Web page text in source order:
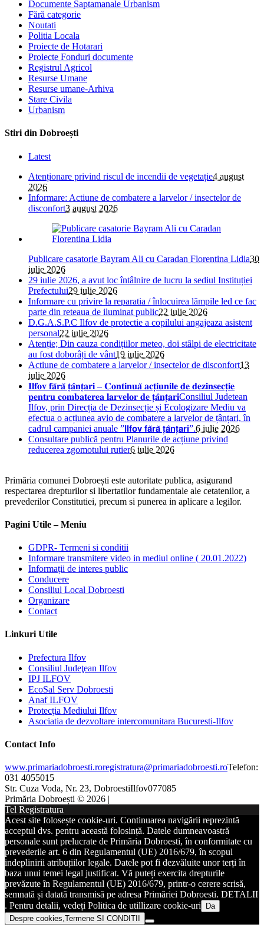
Documente Saptamanale Urbanism
Fără categorie
Noutati
Politia Locala
Proiecte de Hotarari
Proiecte Fonduri documente
Registrul Agricol
Resurse Umane
Resurse umane-Arhiva
Stare Civila
Urbanism
Stiri din Dobroești
Latest
Atenționare privind riscul de incendii de vegetație4 august
2026
Informare: Actiune de combatere a larvelor / insectelor de
disconfort3 august 2026
Publicare casatorie Bayram Ali cu Caradan Florentina Lidia30
iulie 2026
29 iulie 2026, a avut loc întâlnire de lucru la sediul Instituției
Prefectului29 iulie 2026
Informare cu privire la reparatia / înlocuirea lămpile led ce fac
parte din reteaua de iluminat public22 iulie 2026
D.G.A.S.P.C Ilfov de protectie a copilului angajeaza asistent
personal22 iulie 2026
Atenție; Din cauza condițiilor meteo, doi stâlpi de electricitate
au fost doborâți de vânt19 iulie 2026
Actiune de combatere a larvelor / insectelor de disconfort13
iulie 2026
𝐈𝐥𝐟𝐨𝐯 𝐟𝐚̆𝐫𝐚̆ 𝐭̦𝐚̂𝐧𝐭̦𝐚𝐫𝐢 – 𝐂𝐨𝐧𝐭𝐢𝐧𝐮𝐚̆ 𝐚𝐜𝐭̦𝐢𝐮𝐧𝐢𝐥𝐞 𝐝𝐞 𝐝𝐞𝐳𝐢𝐧𝐬𝐞𝐜𝐭̦𝐢𝐞
𝐩𝐞𝐧𝐭𝐫𝐮 𝐜𝐨𝐦𝐛𝐚𝐭𝐞𝐫𝐞𝐚 𝐥𝐚𝐫𝐯𝐞𝐥𝐨𝐫 𝐝𝐞 𝐭̦𝐚̂𝐧𝐭̦𝐚𝐫𝐢Consiliul Judetean
Ilfov, prin Direcția de Dezinsecție și Ecologizare Mediu va
efectua o acțiunea avio de combatere a larvelor de țânțari, în
cadrul campaniei anuale ”𝗜𝗹𝗳𝗼𝘃 𝗳𝗮̆𝗿𝗮̆ 𝘁̦𝗮̂𝗻𝘁̦𝗮𝗿𝗶”.6 iulie 2026
Consultare publică pentru Planurile de acțiune privind
reducerea zgomotului rutier6 iulie 2026
Primăria comunei Dobroești este autoritate publica, asigurand
respectarea drepturilor si libertatilor fundamentale ale cetatenilor, a
prevederilor Constitutiei, precum si punerea in aplicare a legilor.
Pagini Utile – Meniu
GDPR- Termeni si conditii
Informare transmitere video in mediul online ( 20.01.2022)
Informații de interes public
Conducere
Consiliul Local Dobroesti
Organizare
Contact
Linkuri Utile
Prefectura Ilfov
Consiliul Judeţean Ilfov
IPJ ILFOV
EcoSal Serv Dobroesti
Anaf ILFOV
Protecţia Mediului Ilfov
Asociatia de dezvoltare intercomunitara Bucuresti-Ilfov
Contact Info
www.primariadobroesti.roregistratura@primariadobroesti.roTelefon:
031 4055015
Str. Cuza Voda, Nr. 23, DobroestiIlfov077085
Primăria Dobroești © 2026 |
Tel Registratura
Acest site folosește cookie-uri. Continuarea navigării reprezintă
acceptul dvs. pentru această folosință. Datele dumneavoastră
personale sunt prelucrate de Primăria Dobroesti, în conformitate cu
prevederile art. 6 din Regulamentul (UE) 2016/679, în scopul
indeplinirii atribuțiilor legale. Datele pot fi dezvăluite unor terți în
baza unui temei legal justificat. Vă puteți exercita drepturile
prevăzute în Regulamentul (UE) 2016/679, printr-o cerere scrisă,
semnată și datată transmisă pe adresa Primăriei Dobroesti. DETALII
. Pentru detalii, vedeți Politica de utillizare cookie-uri
Da
Despre cookies,Termene SI CONDITII